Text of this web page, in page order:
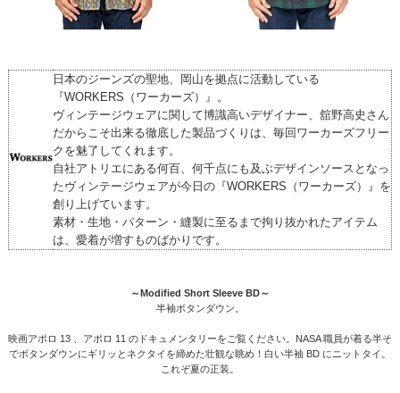
日本のジーンズの聖地、岡山を拠点に活動している
『WORKERS（ワーカーズ）』。
ヴィンテージウェアに関して博識高いデザイナー、舘野高史さん
だからこそ出来る徹底した製品づくりは、毎回ワーカーズフリー
クを魅了してくれます。
自社アトリエにある何百、何千点にも及ぶデザインソースとなっ
たヴィンテージウェアが今日の『WORKERS（ワーカーズ）』を
創り上げています。
素材・生地・パターン・縫製に至るまで拘り抜かれたアイテム
は、愛着が増すものばかりです。
～Modified Short Sleeve BD～
半袖ボタンダウン。
映画アポロ 13 、アポロ 11 のドキュメンタリーをご覧ください。NASA 職員が着る半そ
でボタンダウンにギリッとネクタイを締めた壮観な眺め！白い半袖 BD にニットタイ。
これぞ夏の正装。